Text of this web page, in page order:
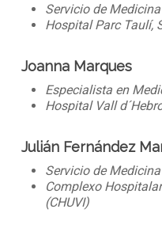
Servicio de
Hospital Parc Taulí,
Joanna Marques
Especialista en
Hospital Vall
Julián Fernández
Servicio de
Complexo
(CHUVI)